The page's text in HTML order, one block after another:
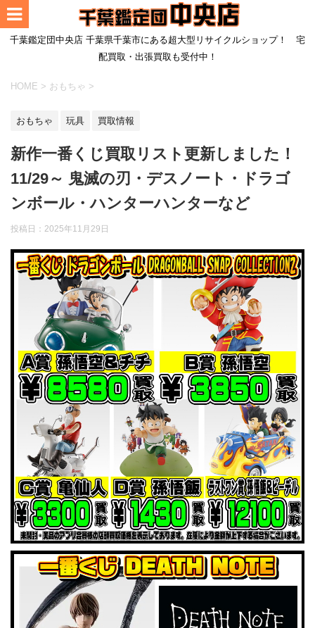
千葉鑑定団中央店 千葉県千葉市にある超大型リサイクルショップ！ 宅
配買取・出張買取も受付中！
HOME > おもちゃ >
おもちゃ 玩具 買取情報
新作一番くじ買取リスト更新しました！
11/29～ 鬼滅の刃・デスノート・ドラゴ
ンボール・ハンターハンターなど
投稿日： 2025年11月29日